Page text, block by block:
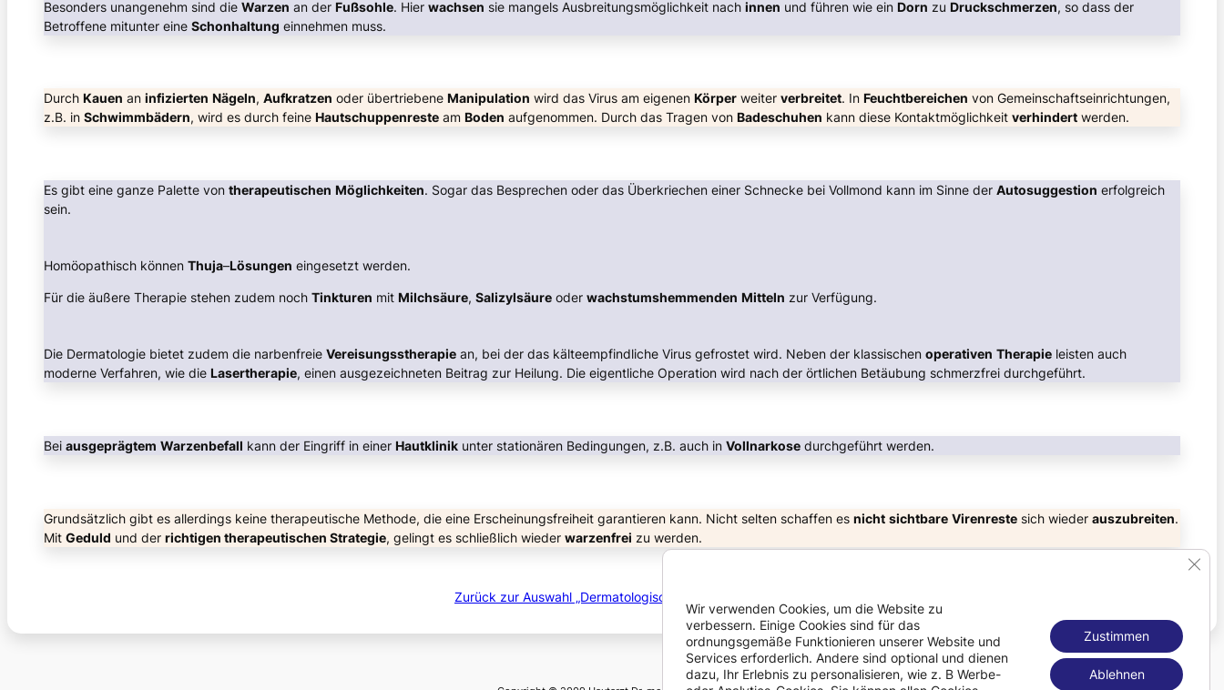
Besonders unangenehm sind die Warzen an der Fußsohle. Hier wachsen sie mangels Ausbreitungsmöglichkeit nach innen und führen wie ein Dorn zu Druckschmerzen, so dass der
Betroffene mitunter eine Schonhaltung einnehmen muss.
Durch Kauen an infizierten Nägeln, Aufkratzen oder übertriebene Manipulation wird das Virus am eigenen Körper weiter verbreitet. In Feuchtbereichen von Gemeinschaftseinrichtungen,
z.B. in Schwimmbädern, wird es durch feine Hautschuppenreste am Boden aufgenommen. Durch das Tragen von Badeschuhen kann diese Kontaktmöglichkeit verhindert werden.
Es gibt eine ganze Palette von therapeutischen Möglichkeiten. Sogar das Besprechen oder das Überkriechen einer Schnecke bei Vollmond kann im Sinne der Autosuggestion erfolgreich
sein.
Homöopathisch können Thuja–Lösungen eingesetzt werden.
Für die äußere Therapie stehen zudem noch Tinkturen mit Milchsäure, Salizylsäure oder wachstumshemmenden Mitteln zur Verfügung.
Die Dermatologie bietet zudem die narbenfreie Vereisungsstherapie an, bei der das kälteempfindliche Virus gefrostet wird. Neben der klassischen operativen Therapie leisten auch
moderne Verfahren, wie die Lasertherapie, einen ausgezeichneten Beitrag zur Heilung. Die eigentliche Operation wird nach der örtlichen Betäubung schmerzfrei durchgeführt.
Bei ausgeprägtem Warzenbefall kann der Eingriff in einer Hautklinik unter stationären Bedingungen, z.B. auch in Vollnarkose durchgeführt werden.
Grundsätzlich gibt es allerdings keine therapeutische Methode, die eine Erscheinungsfreiheit garantieren kann. Nicht selten schaffen es nicht sichtbare Virenreste sich wieder auszubreiten.
Mit Geduld und der richtigen therapeutischen Strategie, gelingt es schließlich wieder warzenfrei zu werden.
Zurück zur Auswahl „Dermatologische Informationen“
Wir verwenden Cookies, um die Website zu
verbessern. Einige Cookies sind für das
ordnungsgemäße Funktionieren unserer Website und
Services erforderlich. Andere sind optional und dienen
dazu, Ihr Erlebnis zu personalisieren, wie z. B Werbe-
Zustimmen
Ablehnen